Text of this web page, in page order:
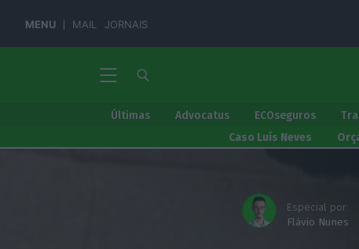
MENU MAIL JORNAIS
Últimas Advocatus ECOseguros
Caso Luís Neves
Especial por:
Flávio Nunes